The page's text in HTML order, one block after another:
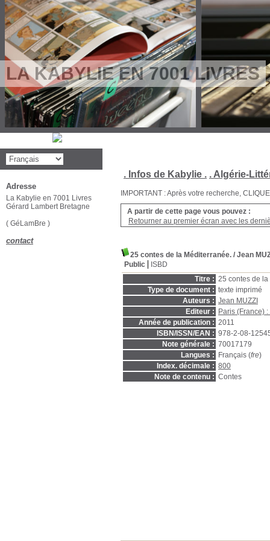
LA KABYLIE EN 7001 LIVRES
. Infos de Kabylie . . Algérie-
IMPORTANT : Après votre recherche,
A partir de cette page vous pouvez :
Retourner au premier écran avec les
25 contes de la Méditerranée. / Jean
Public
ISBD
Titre : 25 contes de
Type de document : texte imprimé
Auteurs : Jean MUZZI
Editeur :
Paris (France)
Année de publication : 2011
ISBN/ISSN/EAN : 978-2-08-
Note générale : 70017179
Langues :
Français (fre)
Index. décimale : 800
Note de contenu : Contes
Adresse
La Kabylie en 7001 Livres
Gérard Lambert Bretagne
( GéLamBre )
contact